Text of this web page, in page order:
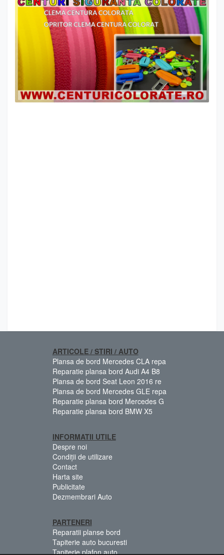
ARTICOLE / STIRI / AUTO
Plansa de bord Mercedes CLA repa
Reparatie plansa bord Audi A4 B8
Plansa de bord Seat Leon 2016 re
Plansa de bord Mercedes GLE repa
Reparatie plansa bord Mercedes G
Reparatie plansa bord BMW X5
INFORMATII UTILE
Despre noi
Condiții de utilizare
Contact
Harta site
Publicitate
Dezmembrari Auto
PARTENERI
Reparatii planse bord
Tapiterie auto bucuresti
Tapiterie plafon auto